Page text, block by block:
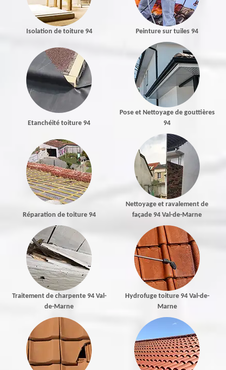
Isolation de toiture 94 Peinture sur tuiles 94
Etanchéité toiture 94
Pose et Nettoyage de gouttières
94
Réparation de toiture 94
Nettoyage et ravalement de
façade 94 Val-de-Marne
Traitement de charpente 94 Val-
de-Marne
Hydrofuge toiture 94 Val-de-
Marne